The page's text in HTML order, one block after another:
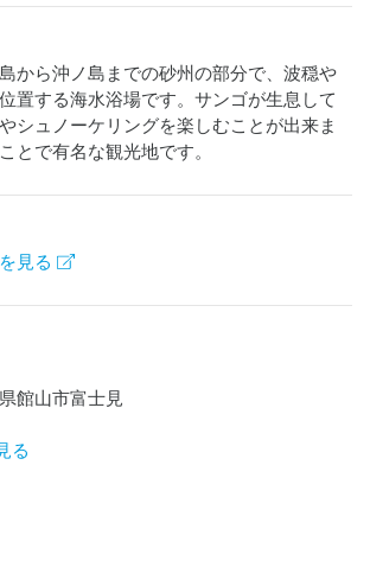
から沖ノ島までの砂州の部分で、波穏や
置する海水浴場です。サンゴが生息して
シュノーケリングを楽しむことが出来ま
とで有名な観光地です。
見る
館山市富士見
る